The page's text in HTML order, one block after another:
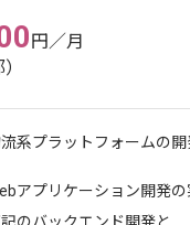
円／月
流系プラットフォームの
アプリケーション開発
記のバックエンド開発と...